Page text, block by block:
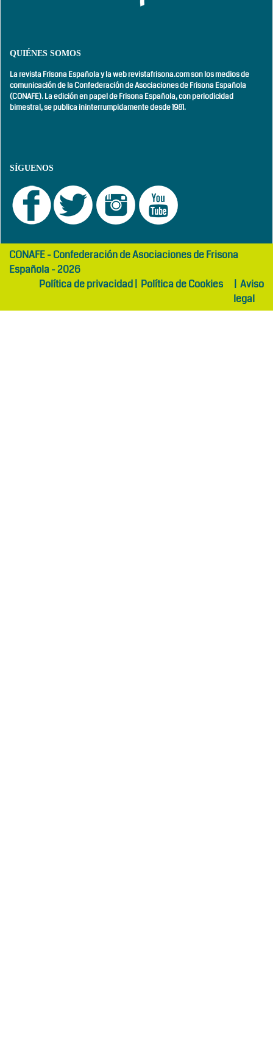
QUIÉNES SOMOS
La revista Frisona Española y la web revistafrisona.com son los medios de
comunicación de la Confederación de Asociaciones de Frisona Española
(CONAFE). La edición en papel de Frisona Española, conperiodicidad
bimestral,se publica ininterrumpidamente desde 1981.
SÍGUENOS
girls
abaya
maltepe
otelCONAFE - Confederación de Asociaciones de Frisona
Española - 2026
Política de privacidad| Política de Cookies | Aviso
legal